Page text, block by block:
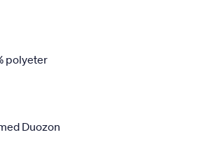
polyeter
Duozon